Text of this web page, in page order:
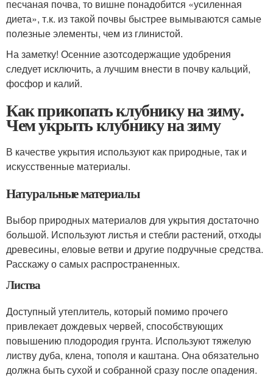
песчаная почва, то вишне понадобится «усиленная
диета», т.к. из такой почвы быстрее вымываются самые
полезные элементы, чем из глинистой.
На заметку! Осенние азотсодержащие удобрения
следует исключить, а лучшим внести в почву кальций,
фосфор и калий.
Как прикопать клубнику на зиму.
Чем укрыть клубнику на зиму
В качестве укрытия используют как природные, так и
искусственные материалы.
Натуральные материалы
Выбор природных материалов для укрытия достаточно
большой. Используют листья и стебли растений, отходы
древесины, еловые ветви и другие подручные средства.
Расскажу о самых распространенных.
Листва
Доступный утеплитель, который помимо прочего
привлекает дождевых червей, способствующих
повышению плодородия грунта. Используют тяжелую
листву дуба, клена, тополя и каштана. Она обязательно
должна быть сухой и собранной сразу после опадения.